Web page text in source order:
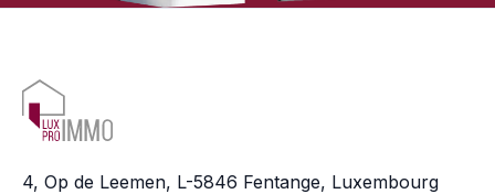
4, Op de Leemen, L-5846 Fentange, Luxembourg